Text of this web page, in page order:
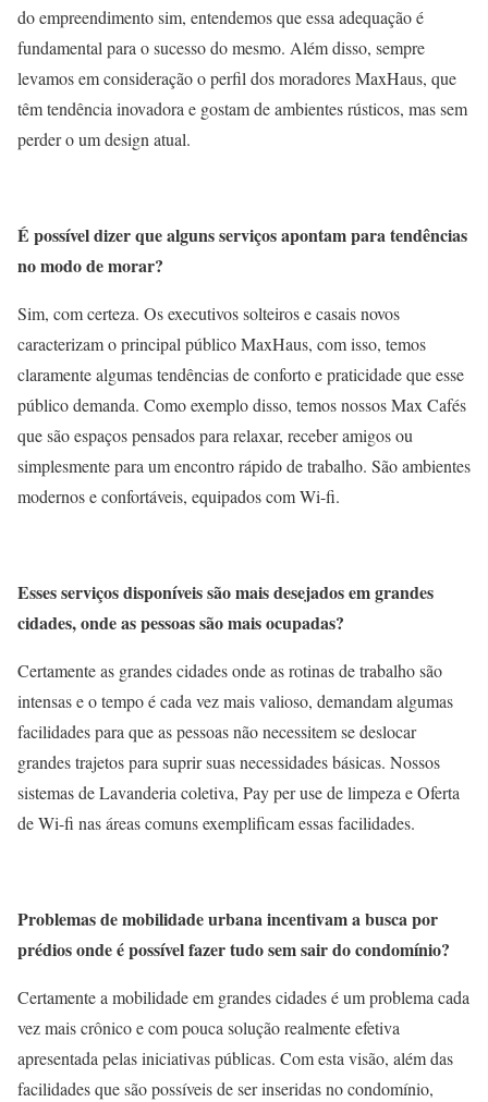
do empreendimento sim, entendemos que essa adequação é
fundamental para o sucesso do mesmo. Além disso, sempre
levamos em consideração o perfil dos moradores MaxHaus, que
têm tendência inovadora e gostam de ambientes rústicos, mas sem
perder o um design atual.
É possível dizer que alguns serviços apontam para tendências
no modo de morar?
Sim, com certeza. Os executivos solteiros e casais novos
caracterizam o principal público MaxHaus, com isso, temos
claramente algumas tendências de conforto e praticidade que esse
público demanda. Como exemplo disso, temos nossos Max Cafés
que são espaços pensados para relaxar, receber amigos ou
simplesmente para um encontro rápido de trabalho. São ambientes
modernos e confortáveis, equipados com Wi-fi.
Esses serviços disponíveis são mais desejados em grandes
cidades, onde as pessoas são mais ocupadas?
Certamente as grandes cidades onde as rotinas de trabalho são
intensas e o tempo é cada vez mais valioso, demandam algumas
facilidades para que as pessoas não necessitem se deslocar
grandes trajetos para suprir suas necessidades básicas. Nossos
sistemas de Lavanderia coletiva, Pay per use de limpeza e Oferta
de Wi-fi nas áreas comuns exemplificam essas facilidades.
Problemas de mobilidade urbana incentivam a busca por
prédios onde é possível fazer tudo sem sair do condomínio?
Certamente a mobilidade em grandes cidades é um problema cada
vez mais crônico e com pouca solução realmente efetiva
apresentada pelas iniciativas públicas. Com esta visão, além das
facilidades que são possíveis de ser inseridas no condomínio,